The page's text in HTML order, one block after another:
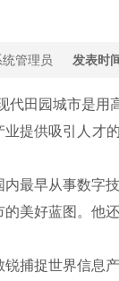
统管理员 发表时
代田园城市是用
业提供吸引人才
最早从事数字
的美好蓝图。他
捕捉世界信息